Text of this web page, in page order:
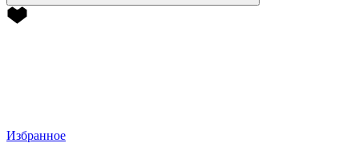
Избранное